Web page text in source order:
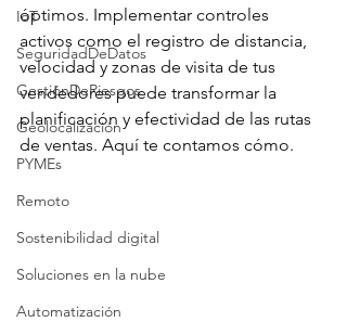
IoT
SeguridadDeDatos
GestiónDeRiesgos
Geolocalización
PYMEs
Remoto
Sostenibilidad digital
Soluciones en la nube
Automatización
óptimos. Implementar controles
activos como el registro de distancia,
velocidad y zonas de visita de tus
vendedores puede transformar la
planificación y efectividad de las rutas
de ventas. Aquí te contamos cómo.